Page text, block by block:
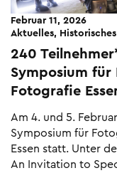
Februar 11, 2026
Aktuelles,
240
Symposium
Fotografie
Am 4. und 5.
Symposium für
Essen statt. Unter
An Invitation to